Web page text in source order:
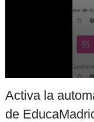
Activa la
de